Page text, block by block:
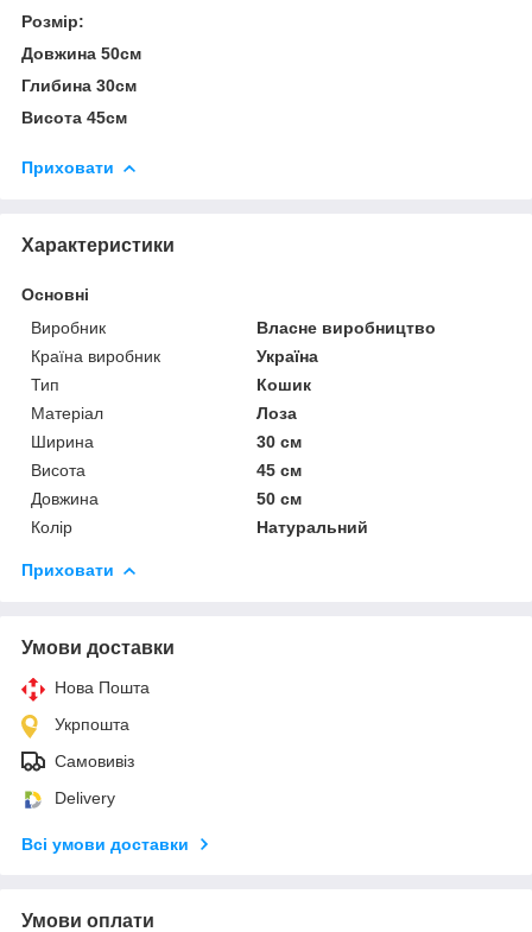
Розмір:
Довжина 50см
Глибина 30см
Висота 45см
Приховати
Характеристики
Основні
Виробник
Власне виробництво
Країна виробник
Україна
Тип
Кошик
Матеріал
Лоза
Ширина
30 см
Висота
45 см
Довжина
50 см
Колір
Натуральний
Приховати
Умови доставки
Нова Пошта
Укрпошта
Самовивіз
Delivery
Всі умови доставки
Умови оплати